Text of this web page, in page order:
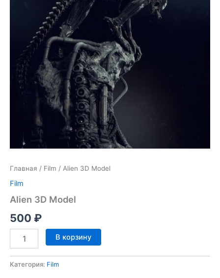
Главная / Film / Alien 3D Model
Film
Alien 3D Model
500 ₽
Количество
товара
3D
В корзину
Категория: Film